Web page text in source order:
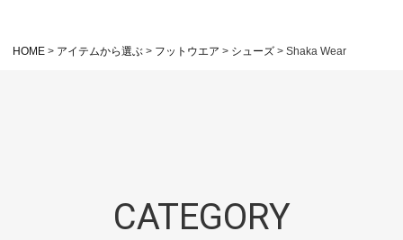
HOME アイテムから選ぶ フットウエア シューズ Shaka Wear
CATEGORY